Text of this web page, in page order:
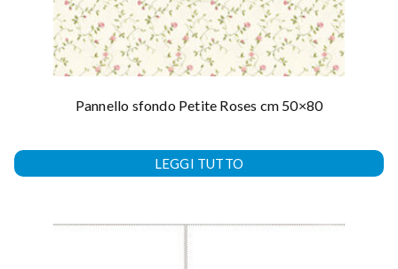
Pannello sfondo Petite Roses cm 50×80
LEGGI TUTTO